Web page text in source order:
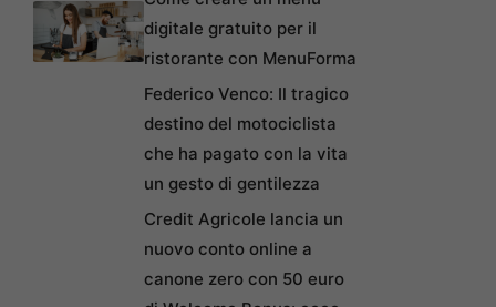
digitale gratuito per il
ristorante con MenuForma
Federico Venco: Il tragico
destino del motociclista
che ha pagato con la vita
un gesto di gentilezza
Credit Agricole lancia un
nuovo conto online a
canone zero con 50 euro